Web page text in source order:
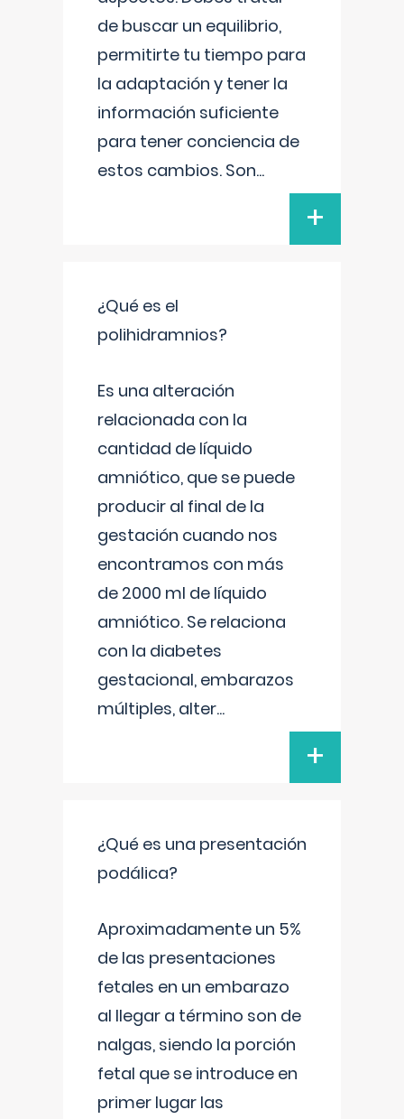
de buscar un equilibrio,
permitirte tu tiempo para
la adaptación y tener la
información suficiente
para tener conciencia de
estos cambios. Son...
+
¿Qué es el
polihidramnios?
Es una alteración
relacionada con la
cantidad de líquido
amniótico, que se puede
producir al final de la
gestación cuando nos
encontramos con más
de 2000 ml de líquido
amniótico. Se relaciona
con la diabetes
gestacional, embarazos
múltiples, alter...
+
¿Qué es una presentación
podálica?
Aproximadamente un 5%
de las presentaciones
fetales en un embarazo
al llegar a término son de
nalgas, siendo la porción
fetal que se introduce en
primer lugar las